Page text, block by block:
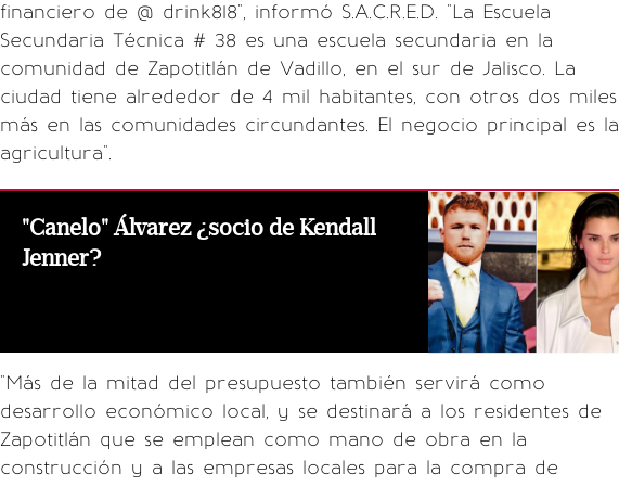
financiero de @ drink818", informó S.A.C.R.E.D. "La Escuela
Secundaria Técnica # 38 es una escuela secundaria en la
comunidad de Zapotitlán de Vadillo, en el sur de Jalisco. La
ciudad tiene alrededor de 4 mil habitantes, con otros dos miles
más en las comunidades circundantes. El negocio principal es la
agricultura".
"Canelo" Álvarez ¿socio de Kendall
Jenner?
"Más de la mitad del presupuesto también servirá como
desarrollo económico local, y se destinará a los residentes de
Zapotitlán que se emplean como mano de obra en la
construcción y a las empresas locales para la compra de